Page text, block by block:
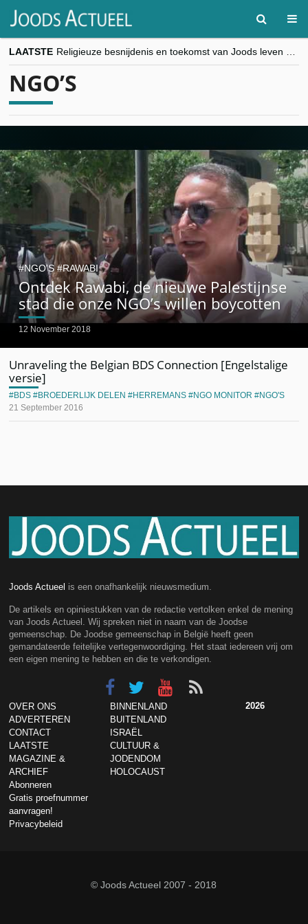
LAATSTE
“Besnijdenisdebat toont hoe moeilijk seculiere Westen minderheden begrijpt”, Jinnih Beels (Vooruit)
NGO’S
Ontdek Rawabi, de nieuwe Palestijnse
stad die onze NGO’s willen boycotten
12 November 2018
NGO'S RAWABI
Unraveling the Belgian BDS Connection [Engelstalige
versie]
21 September 2016
BDS BROEDERLIJK DELEN HERREMANS NGO MONITOR NGO'S
Joods Actueel is een onafhankelijk nieuwsmedium.
De artikels en opiniestukken van de redactie vertolken enkel de mening
van Joods Actueel. Wij spreken niet in naam van de Joodse
gemeenschap. De Joodse gemeenschap in België heeft geen
gemandateerde feitelijke vertegenwoordiging. Het staat iedereen vrij om
een eigen mening te hebben en die te verkondigen.
OVER ONS
ADVERTEREN
CONTACT
LAATSTE
MAGAZINE &
ARCHIEF
Abonneren
Gratis proefnummer
aanvragen!
Privacybeleid
BINNENLAND
BUITENLAND
ISRAËL
CULTUUR &
JODENDOM
HOLOCAUST
2026
© Joods Actueel 2007 - 2018